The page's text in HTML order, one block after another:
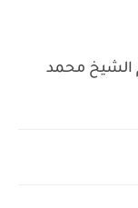
الشيخ محمد